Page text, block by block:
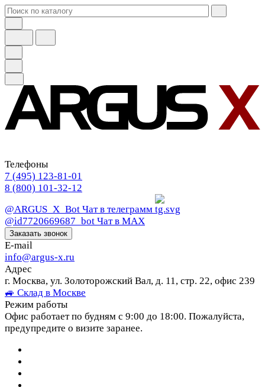
Телефоны
7 (495) 123-81-01
8 (800) 101-32-12
@ARGUS_X_Bot Чат в телеграмм
@id7720669687_bot Чат в МАХ
Заказать звонок
E-mail
info@argus-x.ru
Адрес
г. Москва, ул. Золоторожский Вал, д. 11, стр. 22, офис 239
🚙 Склад в Москве
Режим работы
Офис работает по будням с 9:00 до 18:00. Пожалуйста,
предупредите о визите заранее.